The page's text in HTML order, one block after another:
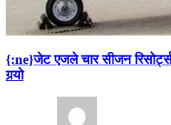
{:ne}जेट एजले चार सीजन रिसोर्ट्स
गर्‍यो